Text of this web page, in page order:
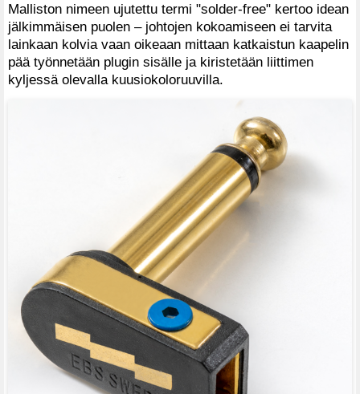
Malliston nimeen ujutettu termi "solder-free" kertoo idean
jälkimmäisen puolen – johtojen kokoamiseen ei tarvita
lainkaan kolvia vaan oikeaan mittaan katkaistun kaapelin
pää työnnetään plugin sisälle ja kiristetään liittimen
kyljessä olevalla kuusiokoloruuvilla.